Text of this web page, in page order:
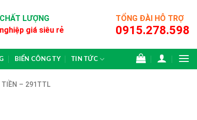
LƯỢNG
giá siêu rẻ
TỔNG ĐÀI HỖ TRỢ
0915.278.598
BIỂN CÔNG TY TIN TỨC
TIỀN – 291TTL